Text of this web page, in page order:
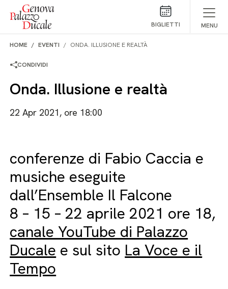
Salta al contenuto
BIGLIETTI MENU
HOME EVENTI ONDA. ILLUSIONE E REALTÀ
CONDIVIDI
Onda. Illusione e realtà
22 Apr 2021, ore 18:00
conferenze di Fabio Caccia e
musiche eseguite
dall’Ensemble Il Falcone
8 – 15 – 22 aprile 2021 ore 18,
canale YouTube di Palazzo
Ducale e sul sito La Voce e il
Tempo